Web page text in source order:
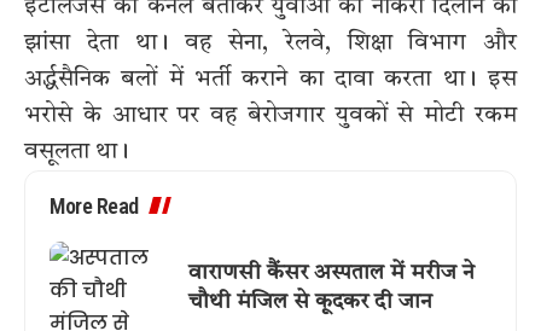
इंटेलिजेंस का कर्नल बताकर युवाओं को नौकरी दिलाने का
झांसा देता था। वह सेना, रेलवे, शिक्षा विभाग और
अर्द्धसैनिक बलों में भर्ती कराने का दावा करता था। इस
भरोसे के आधार पर वह बेरोजगार युवकों से मोटी रकम
वसूलता था।
More Read
वाराणसी कैंसर अस्पताल में मरीज ने
चौथी मंजिल से कूदकर दी जान